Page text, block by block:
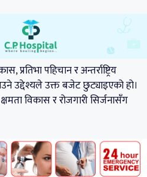
पहिचान र अन्तर्राष्ट्रिय
उद्देश्यले उक्त बजेट छुट्याइएको हो।
विकास र रोजगारी सिर्जनासँग